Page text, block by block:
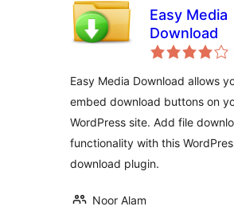
Easy Media
Download
Easy Media Download allows
embed download buttons on
WordPress site. Add file
functionality with this
download plugin.
Noor Alam